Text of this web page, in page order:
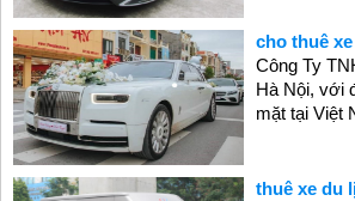
cho thuê
Công Ty
Hà Nội, với
mặt tại Việt
thuê xe du